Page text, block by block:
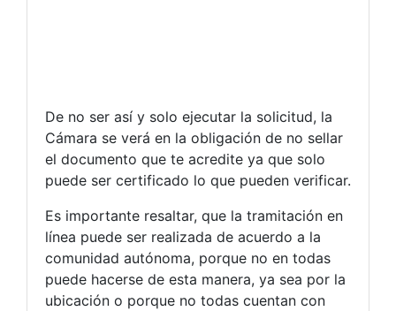
De no ser así y solo ejecutar la solicitud, la
Cámara se verá en la obligación de no sellar
el documento que te acredite ya que solo
puede ser certificado lo que pueden verificar.
Es importante resaltar, que la tramitación en
línea puede ser realizada de acuerdo a la
comunidad autónoma, porque no en todas
puede hacerse de esta manera, ya sea por la
ubicación o porque no todas cuentan con